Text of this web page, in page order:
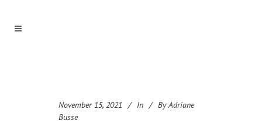
November 15, 2021 In By Adriane
Busse